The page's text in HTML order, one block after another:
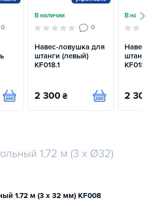
0
Купить
В наличии
0
Навес-ловушка для
штанги (левый)
KF018.1
2 300 ₴ Купить
В
Навес-
KF018
2 300
1,72 м (3 x Ø32)
1.72 м (3 х 32 мм) KF008